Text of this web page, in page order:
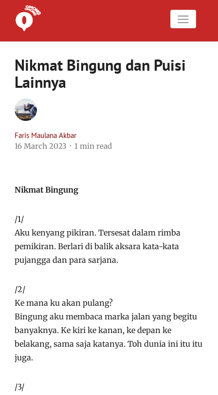
Nikmat Bingung dan Puisi
Lainnya
Faris Maulana Akbar
16 March 2023
1 min read
Nikmat Bingung
/1/
Aku kenyang pikiran. Tersesat dalam rimba
pemikiran. Berlari di balik aksara kata-kata
pujangga dan para sarjana.
/2/
Ke mana ku akan pulang?
Bingung aku membaca marka jalan yang begitu
banyaknya. Ke kiri ke kanan, ke depan ke
belakang, sama saja katanya. Toh dunia ini itu itu
juga.
/3/